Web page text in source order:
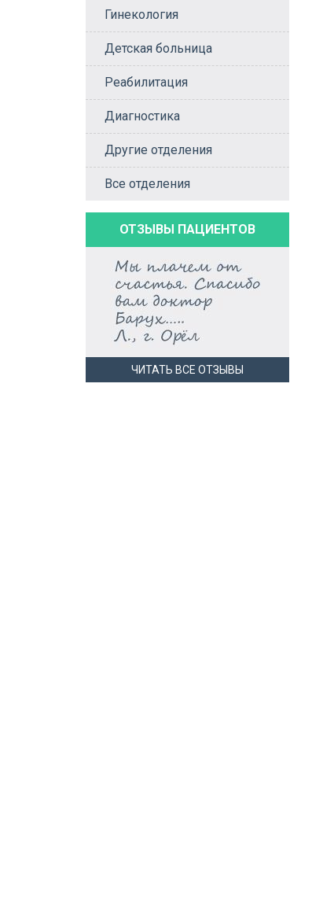
Гинекология
Детская больница
Реабилитация
Диагностика
Другие отделения
Все отделения
ОТЗЫВЫ ПАЦИЕНТОВ
ЧИТАТЬ ВСЕ ОТЗЫВЫ